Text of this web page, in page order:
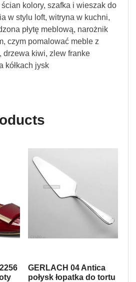
kolory, szafka i wieszak do
w stylu loft, witryna w kuchni,
płytę meblową, narożnik
czym pomalować meble z
drzewa kiwi, zlew franke
kółkach jysk
GERLACH 04 Antica
połysk łopatka do tortu